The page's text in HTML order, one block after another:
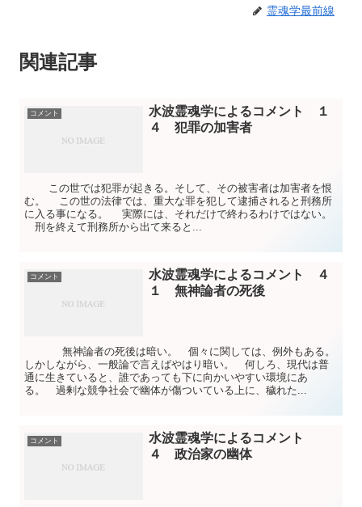
霊魂学最前線
関連記事
コメント
水波霊魂学によるコメント １
４ 犯罪の加害者
この世では犯罪が起きる。そして、その被害者は加害者を恨
む。 この世の法律では、重大な罪を犯して逮捕されると刑務所
に入る事になる。 実際には、それだけで終わるわけではない。
刑を終えて刑務所から出て来ると...
コメント
水波霊魂学によるコメント ４
１ 無神論者の死後
無神論者の死後は暗い。 個々に関しては、例外もある。
しかしながら、一般論で言えばやはり暗い。 何しろ、現代は普
通に生きていると、誰であっても下に向かいやすい環境にあ
る。 過剰な競争社会で幽体が傷ついている上に、穢れた...
コメント
水波霊魂学によるコメント
４ 政治家の幽体